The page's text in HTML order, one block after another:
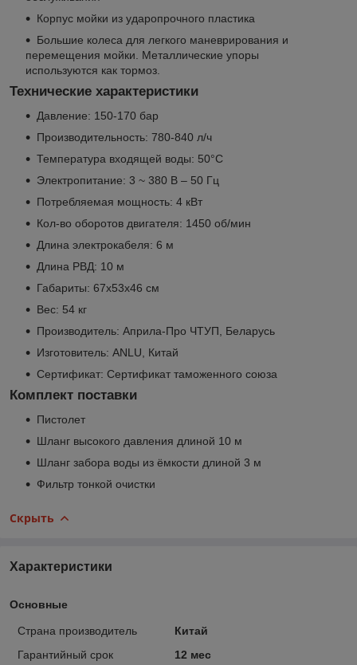
Корпус мойки из ударопрочного пластика
Большие колеса для легкого маневрирования и
перемещения мойки. Металлические упоры
используются как тормоз.
Технические характеристики
Давление: 150-170 бар
Производительность: 780-840 л/ч
Температура входящей воды: 50°C
Электропитание: 3 ~ 380 В – 50 Гц
Потребляемая мощность: 4 кВт
Кол-во оборотов двигателя: 1450 об/мин
Длина электрокабеля: 6 м
Длина РВД: 10 м
Габариты: 67x53x46 cм
Вес: 54 кг
Производитель: Априла-Про ЧТУП, Беларусь
Изготовитель: ANLU, Китай
Сертификат: Сертификат таможенного союза
Комплект поставки
Пистолет
Шланг высокого давления длиной 10 м
Шланг забора воды из ёмкости длиной 3 м
Фильтр тонкой очистки
Скрыть
Характеристики
Основные
Страна производитель
Китай
Гарантийный срок
12 мес